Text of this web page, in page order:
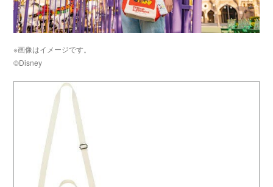
※画像はイメージです。
©Disney